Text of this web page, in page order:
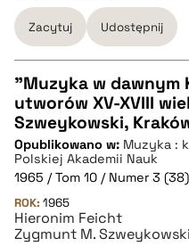
pobierz cytat
Zacytuj Udostępnij
CZYSTY TEKST
pobierz cytat
BIBTEX
"Muzyka w dawnym
utworów XV-XVIII
Szweykowski,
Opublikowano w: Muzyka :
Polskiej Akademii Nauk
1965 / Tom 10 / Numer 3
ROK: 1965
Hieronim Feicht
Zygmunt M. Szweykowski